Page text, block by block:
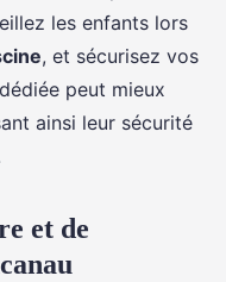
les enfants lors
, et sécurisez vos
dédiée peut mieux
ainsi leur sécurité
et de